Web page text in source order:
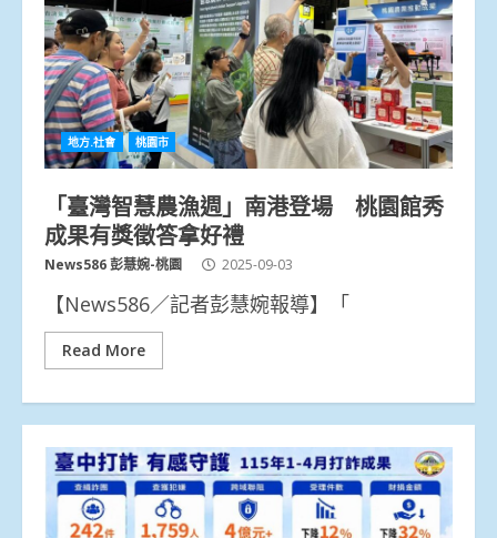
地方.社會 桃園市
「臺灣智慧農漁週」南港登場 桃園館秀
成果有獎徵答拿好禮
News586 彭慧婉-桃園 2025-09-03
【News586／記者彭慧婉報導】「
Read More